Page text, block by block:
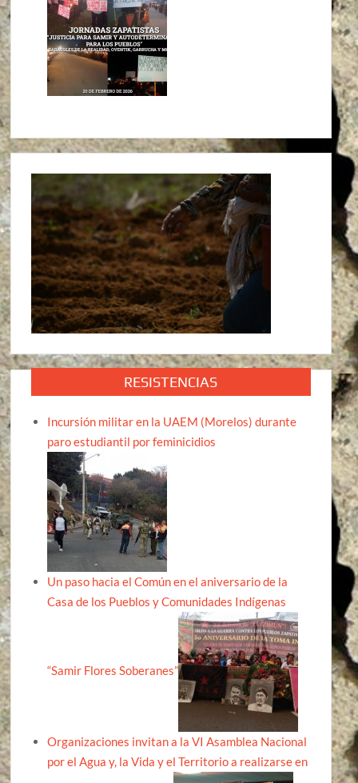
RESISTENCIAS
Incursión militar en la UAEM (Morelos) durante
paro estudiantil por feminicidios
Un paso hacia el Común en el aniversario de la
Casa de los Pueblos y Comunidades Indígenas
“Samir Flores Soberanes”
Organizaciones invitan a la VI Asamblea Nacional
por el Agua y, la Vida y el Territorio a realizarse en